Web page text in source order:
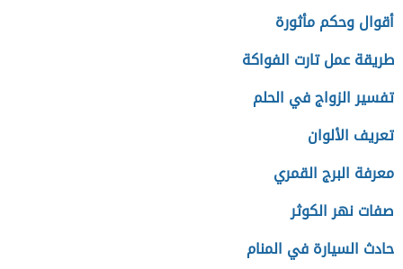
أقوال وحكم مأثورة
طريقة عمل تارت الفواكة
تفسير الزواج في الحلم
تعريف الألوان
معرفة البرج القمري
صفات نهر الكوثر
حادث السيارة في المنام